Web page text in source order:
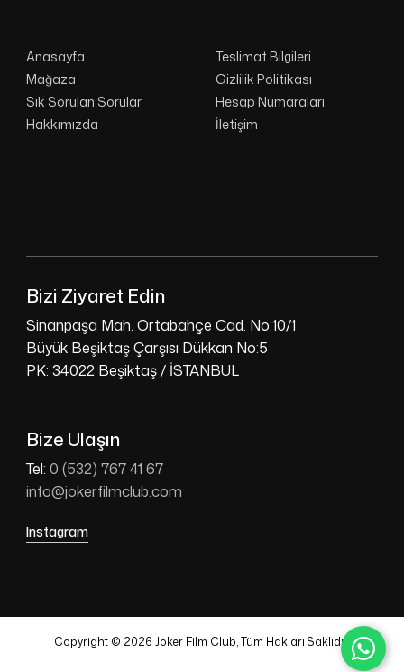
Bizi Ziyaret Edin
Sinanpaşa Mah. Ortabahçe Cad. No:10/1
Büyük Beşiktaş Çarşısı Dükkan No:5
PK: 34022 Beşiktaş / İSTANBUL
Bize Ulaşın
Tel: 0 (532) 767 41 67
info@jokerfilmclub.com
Instagram
Anasayfa
Mağaza
Sık Sorulan Sorular
Hakkımızda
Teslimat Bilgileri
Gizlilik Politikası
Hesap Numaraları
İletişim
Copyright © 2026 Joker Film Club, Tüm Hakları Saklıdır.